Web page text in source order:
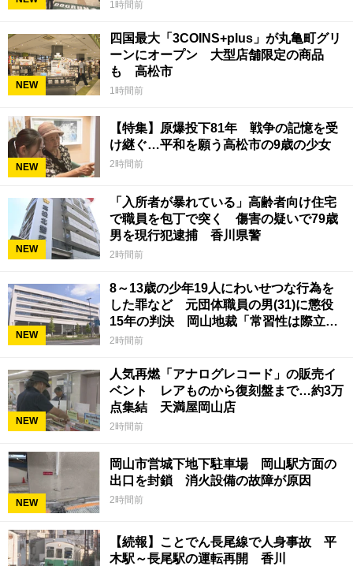
1時間前
NEW
四国最大「3COINS+plus」が丸亀町グリ
ーンにオープン 大型店舗限定の商品
も 高松市
1時間前
NEW
【特集】原爆投下81年 戦争の記憶を受
け継ぐ…平和を願う高松市の9歳の少女
2時間前
NEW
「入所者が暴れている」高齢者向け住宅
で職員を包丁で突く 傷害の疑いで79歳
男を現行犯逮捕 香川県警
2時間前
NEW
8～13歳の少年19人にわいせつな行為を
した罪など 元団体職員の男(31)に懲役
15年の判決 岡山地裁「常習性は際立っ
ていて被害結果も非常に重い」
2時間前
NEW
人気再燃「アナログレコード」の販売イ
ベント レアものから復刻盤まで…約3万
点集結 天満屋岡山店
2時間前
NEW
岡山市営城下地下駐車場 岡山駅方面の
出口を封鎖 消火設備の故障が原因
2時間前
【続報】ことでん長尾線で人身事故 平
木駅～長尾駅の運転再開 香川